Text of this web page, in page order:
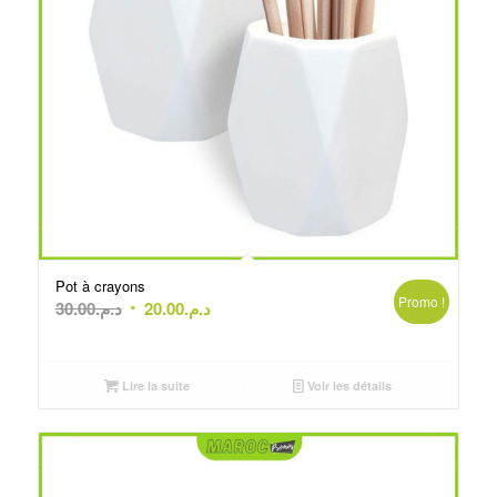
Pot à crayons
د.م.30.00
Le
était :
د.م.20.00
Le
Promo !
Lire la suite Voir les détails